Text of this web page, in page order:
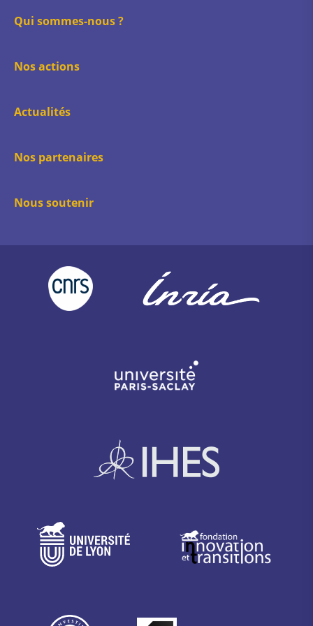
FacebookInstagram
Youtube
Qui sommes-nous ?
Nos actions
Actualités
Nos partenaires
Nous soutenir